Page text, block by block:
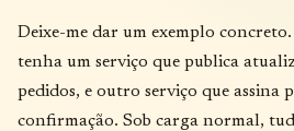
Deixe-me dar um exemplo
tenha um serviço que publica
pedidos, e outro serviço que assina
confirmação. Sob carga normal,